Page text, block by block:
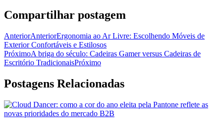
Compartilhar postagem
AnteriorAnteriorErgonomia ao Ar Livre: Escolhendo Móveis de
Exterior Confortáveis e Estilosos
PróximoA briga do século: Cadeiras Gamer versus Cadeiras de
Escritório TradicionaisPróximo
Postagens Relacionadas